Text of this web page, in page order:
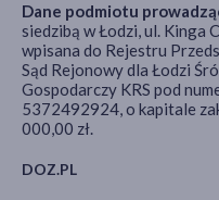
DOZ.PL
Dane podmiotu
siedzibą w Łodzi, ul. Kinga
wpisana do Rejestru
Sąd Rejonowy dla Łodzi
Gospodarczy KRS pod
5372492924, o kapitale
000,00 zł.